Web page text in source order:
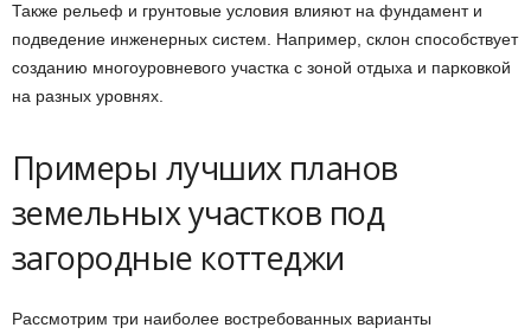
Также рельеф и грунтовые условия влияют на фундамент и
подведение инженерных систем. Например, склон способствует
созданию многоуровневого участка с зоной отдыха и парковкой
на разных уровнях.
Примеры лучших планов
земельных участков под
загородные коттеджи
Рассмотрим три наиболее востребованных варианты